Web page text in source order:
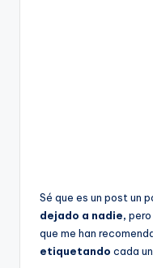
Sé que es un post un
dejado a nadie, pero
que me han
etiquetando cada